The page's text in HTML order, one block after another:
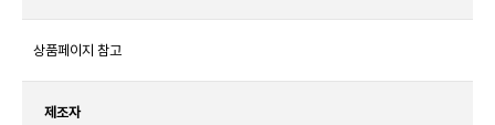
상품페이지 참고
제조자